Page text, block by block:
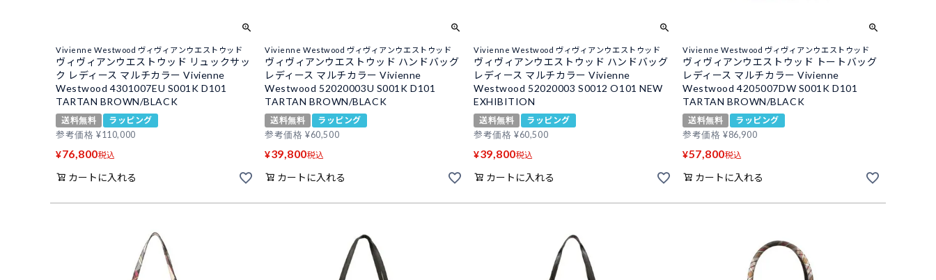
Vivienne Westwood ヴィヴィアンウエストウッド
ヴィヴィアンウエストウッド リュックサッ
ク レディース マルチカラー Vivienne
Westwood 4301007EU S001K D101
TARTAN BROWN/BLACK
送料無料
ラッピング
参考価格 ¥110,000
¥76,800税込
カートに入れる
Vivienne Westwood ヴィヴィアンウエストウッド
ヴィヴィアンウエストウッド ハンドバッグ
レディース マルチカラー Vivienne
Westwood 52020003U S001K D101
TARTAN BROWN/BLACK
送料無料
ラッピング
参考価格 ¥60,500
¥39,800税込
カートに入れる
Vivienne Westwood ヴィヴィアンウエストウッド
ヴィヴィアンウエストウッド ハンドバッグ
レディース マルチカラー Vivienne
Westwood 52020003 S0012 O101 NEW
EXHIBITION
送料無料
ラッピング
参考価格 ¥60,500
¥39,800税込
カートに入れる
Vivienne Westwood ヴィヴィアンウエストウッド
ヴィヴィアンウエストウッド トートバッグ
レディース マルチカラー Vivienne
Westwood 4205007DW S001K D101
TARTAN BROWN/BLACK
送料無料
ラッピング
参考価格 ¥86,900
¥57,800税込
カートに入れる